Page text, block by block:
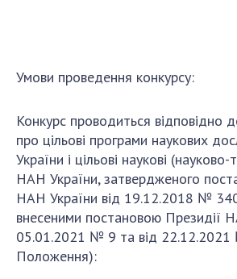
Засідання Президії НАН України
Річні звіти НАН України
Річні фінансові звіти НАН
Наукові публікації та
Охорона прав інтелектуальної
трансфер технологій в
Наукові об'єкти, що
надбання
Центри колективного
Умови проведення конкурсу:
Конкурс проводиться відповідно
про цільові програми наукових
України і цільові наукові (науково-
НАН України, затвердженого
НАН України від 19.12.2018 № 340
внесеними постановою Президії
05.01.2021 № 9 та від
Положення):